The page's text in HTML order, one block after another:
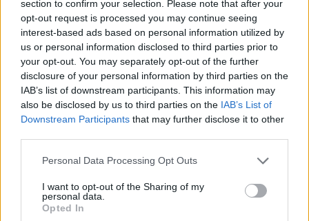
section to confirm your selection. Please note that after your
opt-out request is processed you may continue seeing
interest-based ads based on personal information utilized by
us or personal information disclosed to third parties prior to
your opt-out. You may separately opt-out of the further
disclosure of your personal information by third parties on the
IAB’s list of downstream participants. This information may
also be disclosed by us to third parties on the IAB’s List of
Downstream Participants that may further disclose it to other
Personal Data Processing Opt Outs
I want to opt-out of the Sharing of my
personal data.
Opted In
Αντιμουσκαρινικά
Αντιντοπαμινεργικά
Βενζοδιαζεπίνες
Συμπαθομιμητικά
Γι’ αυτό τον λόγοπρέπει ο γιατρός να σας
χορηγήσει το κατάλληλογια εσάς και τη
συνιστώμενη δόση. Η επιλογή του φαρμάκου και
της δόσης βασίζεται:
Στην ηλικία
Στη διάρκεια του ταξιδιού
Στα τυχόν συνυπάρχοντα προβλήματα